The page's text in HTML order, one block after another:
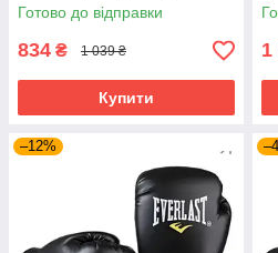
(EF-0370-6-BL)
Готово до відправки
834 ₴ 1 039 ₴
Купити
1
–12%